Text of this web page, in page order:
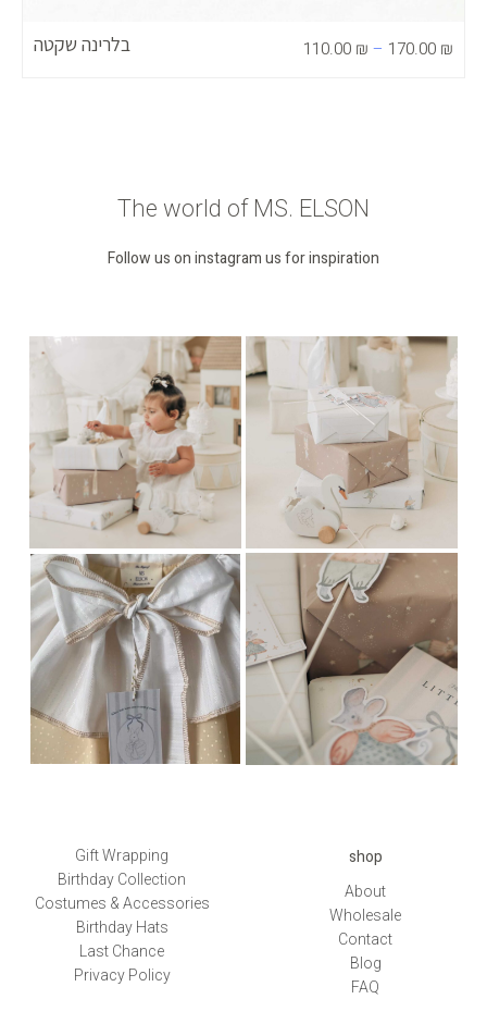
בלרינה שקטה 110.00 ₪ – 170.00 ₪
The world of MS. ELSON
Follow us on instagram us for inspiration
shop
About
Wholesale
Contact
Blog
FAQ
Gift Wrapping
Birthday Collection
Costumes & Accessories
Birthday Hats
Last Chance
Privacy Policy